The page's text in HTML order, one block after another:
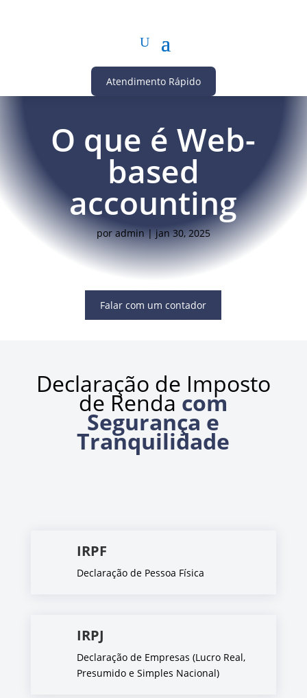
Atendimento Rápido
O que é Web-
based
accounting
poradmin|jan 30, 2025
Falar com um contador
Declaração de Imposto
de Renda com
Segurança e
Tranquilidade
IRPF
Declaração de Pessoa Física
IRPJ
Declaração de Empresas (Lucro Real,
Presumido e Simples Nacional)